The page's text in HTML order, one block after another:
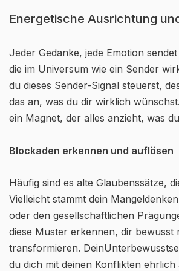
Energetische Ausrichtung
Jeder Gedanke, jede Emotion
die im Universum wie ein Sender
du dieses Sender-Signal steuerst,
das an, was du dir wirklich
ein Magnet, der alles anzieht, was
Blockaden erkennen und auflösen
Häufig sind es alte Glaubenssätze,
Vielleicht stammt dein
oder den gesellschaftlichen
diese Muster erkennen, dir bewusst
transformieren.
du dich mit deinen Konflikten ehrlich